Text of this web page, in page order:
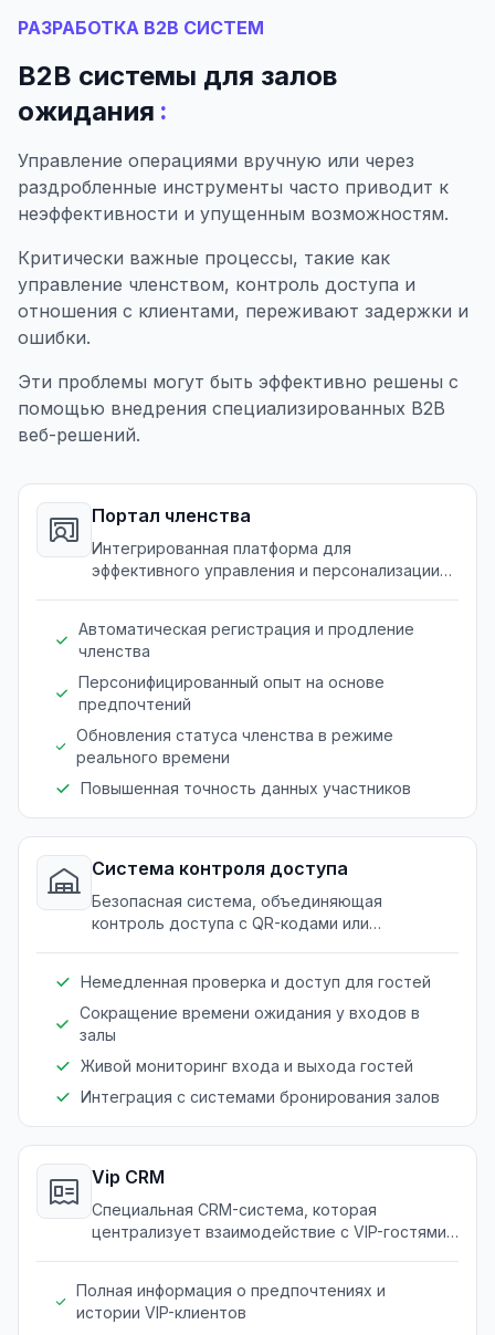
РАЗРАБОТКА B2B СИСТЕМ
B2B системы для залов
ожидания :
Управление операциями вручную или через
раздробленные инструменты часто приводит к
неэффективности и упущенным возможностям.
Критически важные процессы, такие как
управление членством, контроль доступа и
отношения с клиентами, переживают задержки и
ошибки.
Эти проблемы могут быть эффективно решены с
помощью внедрения специализированных B2B
веб-решений.
Портал членства
Интегрированная платформа для
эффективного управления и персонализации
Автоматическая регистрация и продление
членства
Персонифицированный опыт на основе
предпочтений
Обновления статуса членства в режиме
реального времени
Повышенная точность данных участников
Система контроля доступа
Безопасная система, объединяющая
контроль доступа с QR-кодами или
Немедленная проверка и доступ для гостей
Сокращение времени ожидания у входов в
залы
Живой мониторинг входа и выхода гостей
Интеграция с системами бронирования залов
Vip CRM
Специальная CRM-система, которая
централизует взаимодействие с VIP-гостями
Полная информация о предпочтениях и
истории VIP-клиентов